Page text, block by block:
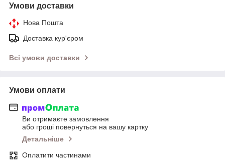
Умови доставки
Нова Пошта
Доставка кур'єром
Всі умови доставки
Умови оплати
Ви отримаєте замовлення
або гроші повернуться на вашу картку
Детальніше
Оплатити частинами